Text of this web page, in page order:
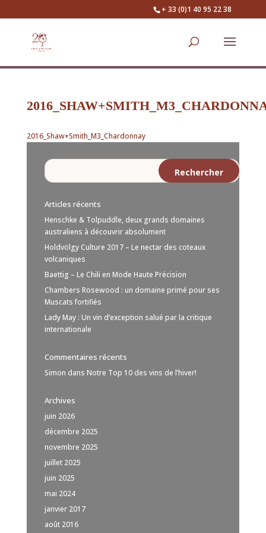
+ 33 (0)1 40 95 22 38
2016_Shaw+Smith_M3_Chardonnay
Articles récents
Henschke & Tolpuddle, deux grands domaines
australiens à découvrir absolument
Holdvölgy Culture 2017 – Le nectar des coteaux
volcaniques
Baettig – Le Chili en Mode Haute Précision
Chambers Rosewood : un domaine primé pour ses
Muscats fortifiés
Lady May : Un vin d’exception salué par la critique
internationale
Commentaires récents
Simon dans Notre Top 10 des vins de l’hiver!
Archives
juin 2026
décembre 2025
novembre 2025
juillet 2025
juin 2025
mai 2024
janvier 2017
août 2016